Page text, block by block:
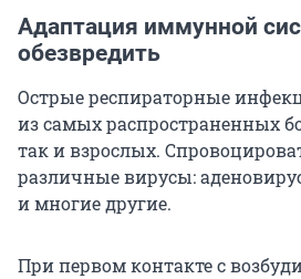
Адаптация иммунной
обезвредить
Острые респираторные
из самых распространенных
так и взрослых.
различные вирусы:
и многие другие.
При первом контакте с